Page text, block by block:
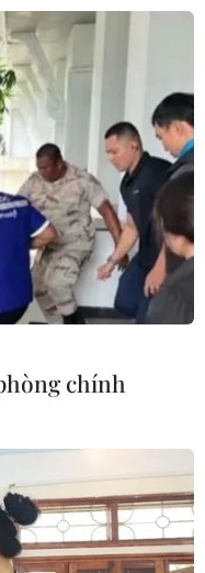
Xuân Côn
niệm 689 năm ngày
Quang Tôn giả
Côn Sơn-Kiếp Bạc
chính